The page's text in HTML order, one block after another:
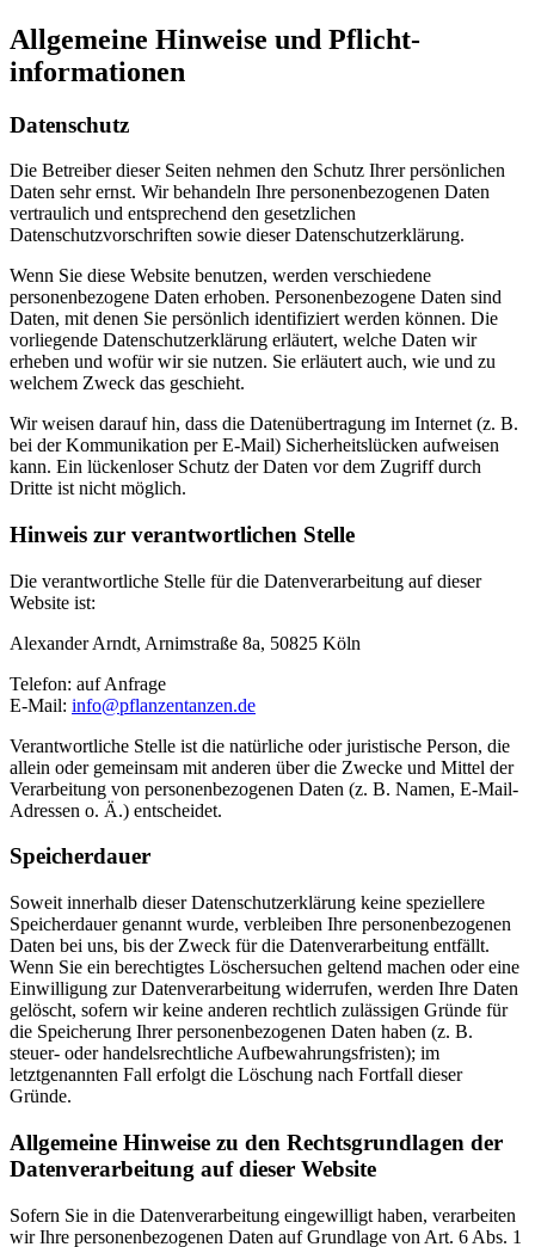
Allgemeine Hinweise und Pflicht­
informationen
Datenschutz
Die Betreiber dieser Seiten nehmen den Schutz Ihrer persönlichen
Daten sehr ernst. Wir behandeln Ihre personenbezogenen Daten
vertraulich und entsprechend den gesetzlichen
Datenschutzvorschriften sowie dieser Datenschutzerklärung.
Wenn Sie diese Website benutzen, werden verschiedene
personenbezogene Daten erhoben. Personenbezogene Daten sind
Daten, mit denen Sie persönlich identifiziert werden können. Die
vorliegende Datenschutzerklärung erläutert, welche Daten wir
erheben und wofür wir sie nutzen. Sie erläutert auch, wie und zu
welchem Zweck das geschieht.
Wir weisen darauf hin, dass die Datenübertragung im Internet (z. B.
bei der Kommunikation per E-Mail) Sicherheitslücken aufweisen
kann. Ein lückenloser Schutz der Daten vor dem Zugriff durch
Dritte ist nicht möglich.
Hinweis zur verantwortlichen Stelle
Die verantwortliche Stelle für die Datenverarbeitung auf dieser
Website ist:
Alexander Arndt, Arnimstraße 8a, 50825 Köln
Telefon: auf Anfrage
E-Mail: info@pflanzentanzen.de
Verantwortliche Stelle ist die natürliche oder juristische Person, die
allein oder gemeinsam mit anderen über die Zwecke und Mittel der
Verarbeitung von personenbezogenen Daten (z. B. Namen, E-Mail-
Adressen o. Ä.) entscheidet.
Speicherdauer
Soweit innerhalb dieser Datenschutzerklärung keine speziellere
Speicherdauer genannt wurde, verbleiben Ihre personenbezogenen
Daten bei uns, bis der Zweck für die Datenverarbeitung entfällt.
Wenn Sie ein berechtigtes Löschersuchen geltend machen oder eine
Einwilligung zur Datenverarbeitung widerrufen, werden Ihre Daten
gelöscht, sofern wir keine anderen rechtlich zulässigen Gründe für
die Speicherung Ihrer personenbezogenen Daten haben (z. B.
steuer- oder handelsrechtliche Aufbewahrungsfristen); im
letztgenannten Fall erfolgt die Löschung nach Fortfall dieser
Gründe.
Allgemeine Hinweise zu den Rechtsgrundlagen der
Datenverarbeitung auf dieser Website
Sofern Sie in die Datenverarbeitung eingewilligt haben, verarbeiten
wir Ihre personenbezogenen Daten auf Grundlage von Art. 6 Abs. 1